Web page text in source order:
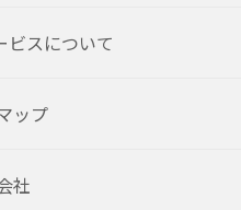
ビスについて
ップ
社